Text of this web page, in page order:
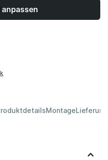
Montage